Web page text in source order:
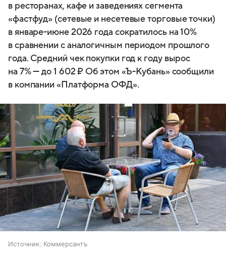
в ресторанах, кафе и заведениях сегмента
«фастфуд» (сетевые и несетевые торговые точки)
в январе-июне 2026 года сократилось на 10%
в сравнении с аналогичным периодом прошлого
года. Средний чек покупки год к году вырос
на 7% — до 1 602 ₽ Об этом «Ъ-Кубань» сообщили
в компании «Платформа ОФД».
Источник: Коммерсантъ